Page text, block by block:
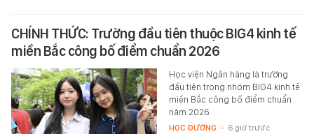
CHÍNH THỨC: Trường đầu tiên thuộc BIG4 kinh tế
miền Bắc công bố điểm chuẩn 2026
Học viện Ngân hàng là trường
đầu tiên trong nhóm BIG4 kinh tế
miền Bắc công bố điểm chuẩn
năm 2026.
HỌC ĐƯỜNG - 6 giờ trước